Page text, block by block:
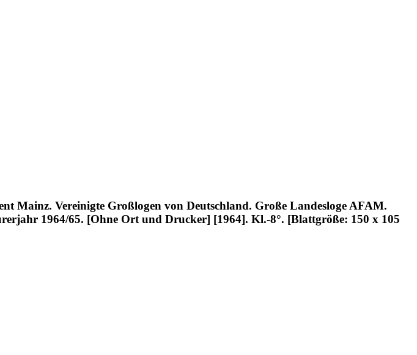
Mainz. Vereinigte Großlogen von Deutschland. Große Landesloge AFAM.
1964/65. [Ohne Ort und Drucker] [1964]. Kl.-8°. [Blattgröße: 150 x 105